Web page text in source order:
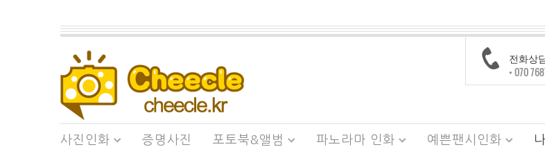
전화상
+ 070
사진인화 증명사진 포토북&앨범 파노라마 인화 예쁜팬시인화